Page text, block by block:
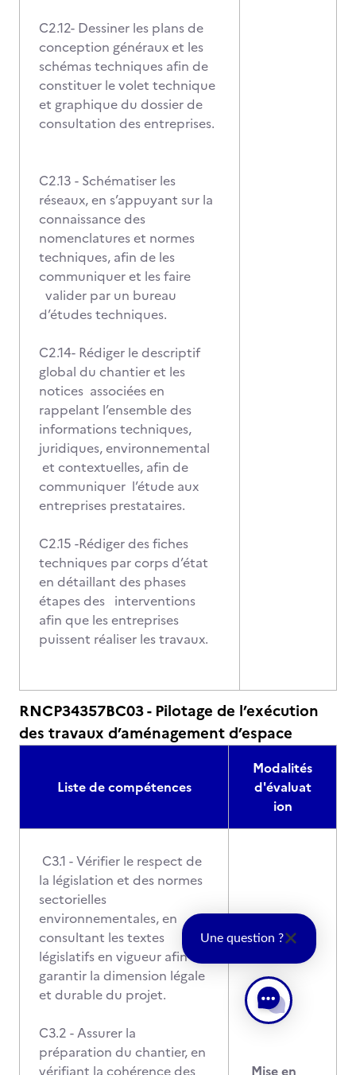
C2.12- Dessiner les plans de
conception généraux et les
schémas techniques afin de
constituer le volet technique
et graphique du dossier de
consultation des entreprises.
C2.13 - Schématiser les
réseaux, en s’appuyant sur la
connaissance des
nomenclatures et normes
techniques, afin de les
communiquer et les faire
valider par un bureau
d’études techniques.
C2.14- Rédiger le descriptif
global du chantier et les
notices associées en
rappelant l’ensemble des
informations techniques,
juridiques, environnemental
et contextuelles, afin de
communiquer l’étude aux
entreprises prestataires.
C2.15 -Rédiger des fiches
techniques par corps d’état
en détaillant des phases
étapes des interventions
afin que les entreprises
puissent réaliser les travaux.
RNCP34357BC03 - Pilotage de l’exécution
des travaux d’aménagement d’espace
Liste de compétences
Modalités
d'évaluat
ion
C3.1 - Vérifier le respect de
la législation et des normes
sectorielles
environnementales, en
consultant les textes
législatifs en vigueur afin de
garantir la dimension légale
et durable du projet.
C3.2 - Assurer la
préparation du chantier, en
vérifiant la cohérence des
Mise en
Une question ?